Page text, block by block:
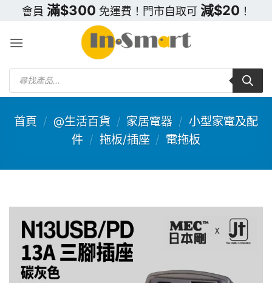
content
會員 滿$300 免運費！門市自取可 減$20 ！
Products
search
首頁 / @生活百貨 / 家居電器 / 小型家電及配
件 / 拖板/插座 / 電拖板